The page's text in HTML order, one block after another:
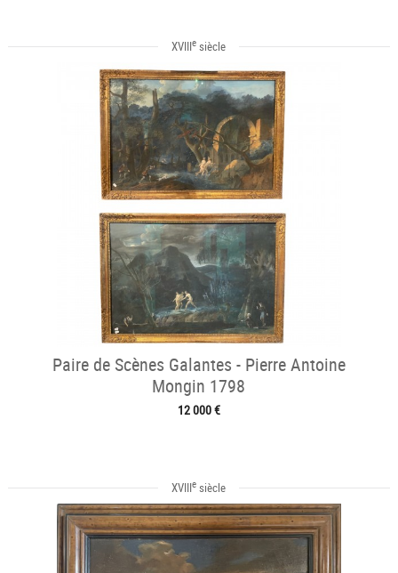
XVIIIe siècle
Paire de Scènes Galantes - Pierre Antoine
Mongin 1798
12 000 €
XVIIIe siècle